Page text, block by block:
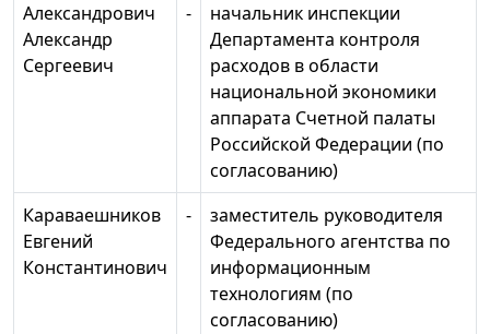
Александрович
Александр
Сергеевич
-
начальник инспекции
Департамента контроля
расходов в области
национальной экономики
аппарата Счетной палаты
Российской Федерации (по
согласованию)
Караваешников
Евгений
Константинович
-
заместитель руководителя
Федерального агентства по
информационным
технологиям (по
согласованию)